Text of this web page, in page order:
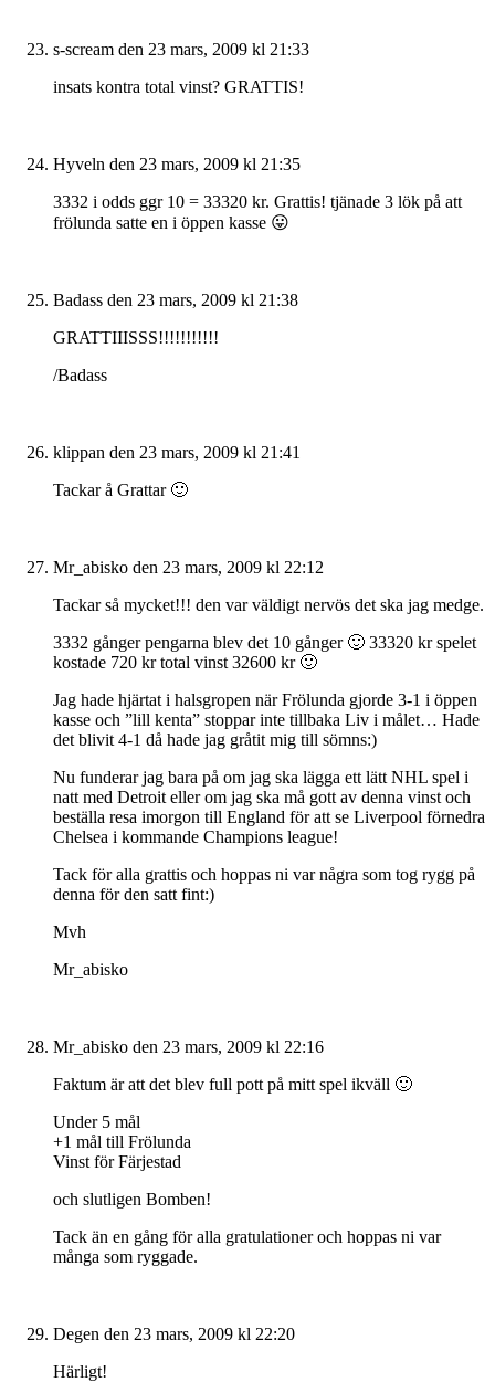
s-scream den 23 mars, 2009 kl 21:33
insats kontra total vinst? GRATTIS!
Hyveln den 23 mars, 2009 kl 21:35
3332 i odds ggr 10 = 33320 kr. Grattis! tjänade 3 lök på att
frölunda satte en i öppen kasse 😛
Badass den 23 mars, 2009 kl 21:38
GRATTIIISSS!!!!!!!!!!!
/Badass
klippan den 23 mars, 2009 kl 21:41
Tackar å Grattar 🙂
Mr_abisko den 23 mars, 2009 kl 22:12
Tackar så mycket!!! den var väldigt nervös det ska jag medge.
3332 gånger pengarna blev det 10 gånger 🙂 33320 kr spelet
kostade 720 kr total vinst 32600 kr 🙂
Jag hade hjärtat i halsgropen när Frölunda gjorde 3-1 i öppen
kasse och ”lill kenta” stoppar inte tillbaka Liv i målet… Hade
det blivit 4-1 då hade jag gråtit mig till sömns:)
Nu funderar jag bara på om jag ska lägga ett lätt NHL spel i
natt med Detroit eller om jag ska må gott av denna vinst och
beställa resa imorgon till England för att se Liverpool förnedra
Chelsea i kommande Champions league!
Tack för alla grattis och hoppas ni var några som tog rygg på
denna för den satt fint:)
Mvh
Mr_abisko
Mr_abisko den 23 mars, 2009 kl 22:16
Faktum är att det blev full pott på mitt spel ikväll 🙂
Under 5 mål
+1 mål till Frölunda
Vinst för Färjestad
och slutligen Bomben!
Tack än en gång för alla gratulationer och hoppas ni var
många som ryggade.
Degen den 23 mars, 2009 kl 22:20
Härligt!